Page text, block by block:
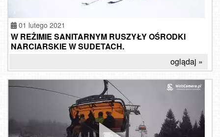
01 lutego 2021
W REŻIMIE SANITARNYM RUSZYŁY OŚRODKI
NARCIARSKIE W SUDETACH.
oglądaj »